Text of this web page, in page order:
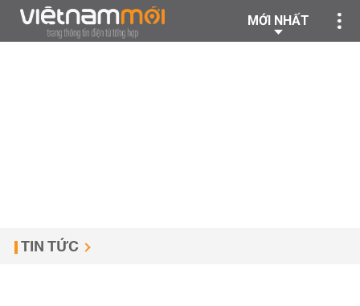
MỚI NHẤT
TIN TỨC